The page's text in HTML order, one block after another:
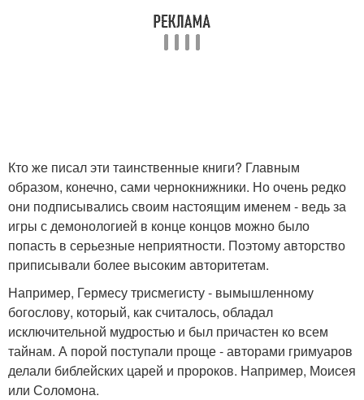
Кто же писал эти таинственные книги? Главным
образом, конечно, сами чернокнижники. Но очень редко
они подписывались своим настоящим именем - ведь за
игры с демонологией в конце концов можно было
попасть в серьезные неприятности. Поэтому авторство
приписывали более высоким авторитетам.
Например, Гермесу трисмегисту - вымышленному
богослову, который, как считалось, обладал
исключительной мудростью и был причастен ко всем
тайнам. А порой поступали проще - авторами гримуаров
делали библейских царей и пророков. Например, Моисея
или Соломона.